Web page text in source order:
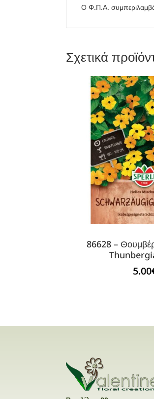
Ο Φ.Π.Α.
Σχετικά
86628 –
5.00